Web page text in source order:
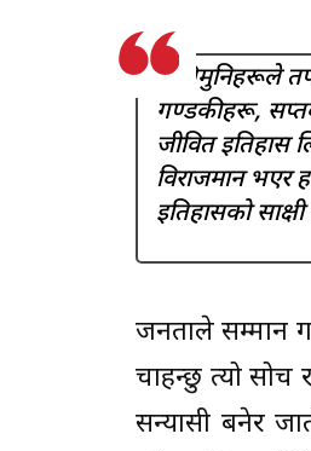
ऋषिमुनिहरूले
गण्डकीहरू,
जीवित इतिहास
विराजमान भएर
इतिहासको
जनताले सम्मान
चाहन्छु त्यो
सन्यासी बनेर